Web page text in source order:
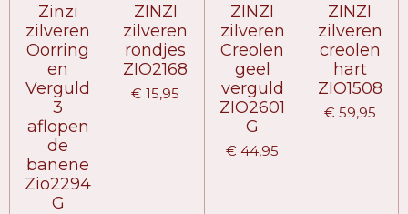
Zinzi
zilveren
Oorring
en
Verguld
3
aflopen
de
banene
Zio2294
G
ZINZI
zilveren
rondjes
ZIO2168
€ 15,95
ZINZI
zilveren
Creolen
geel
verguld
ZIO2601
G
€ 44,95
ZINZI
zilveren
creolen
hart
ZIO1508
€ 59,95